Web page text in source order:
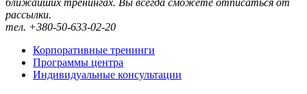
рассылки.
тел. +380-50-633-02-20
Корпоративные тренинги
Программы центра
Индивидуальные консультации